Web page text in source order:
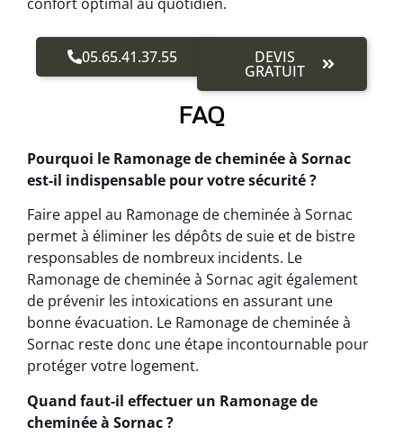
05.65.41.37.55 DEVIS
GRATUIT
FAQ
Pourquoi le Ramonage de cheminée à Sornac
est-il indispensable pour votre sécurité ?
Faire appel au Ramonage de cheminée à Sornac
permet à éliminer les dépôts de suie et de bistre
responsables de nombreux incidents. Le
Ramonage de cheminée à Sornac agit également
de prévenir les intoxications en assurant une
bonne évacuation. Le Ramonage de cheminée à
Sornac reste donc une étape incontournable pour
protéger votre logement.
Quand faut-il effectuer un Ramonage de
cheminée à Sornac ?